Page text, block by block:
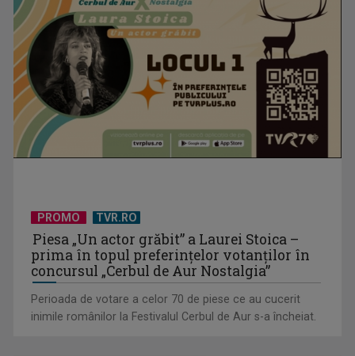
(P) De ce investesc tot mai mulți profesioniști în educație
PROMO TVR.RO
Piesa „Un actor grăbit” a Laurei Stoica –
prima în topul preferinţelor votanţilor în
concursul „Cerbul de Aur Nostalgia”
Perioada de votare a celor 70 de piese ce au cucerit
inimile românilor la Festivalul Cerbul de Aur s-a încheiat.